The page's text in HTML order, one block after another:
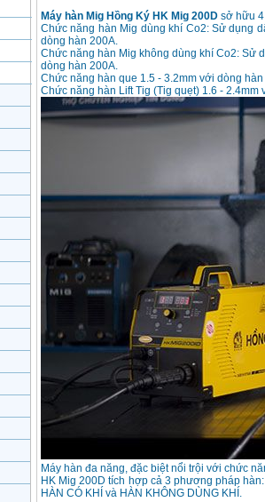
Máy hàn Mig Hồng Ký HK Mig 200D sở hữu
Chức năng hàn Mig dùng khí Co2: Sử dụng
dòng hàn 200A.
Chức năng hàn Mig không dùng khí Co2: Sử
dòng hàn 200A.
Chức năng hàn que 1.5 - 3.2mm với dòng
Chức năng hàn Lift Tig (Tig quẹt) 1.6 - 2.4mm
Máy hàn đa năng, đặc biệt nổi trội với chức
HK Mig 200D tích hợp cả 3 phương pháp
HÀN CÓ KHÍ và HÀN KHÔNG DÙNG KHÍ.